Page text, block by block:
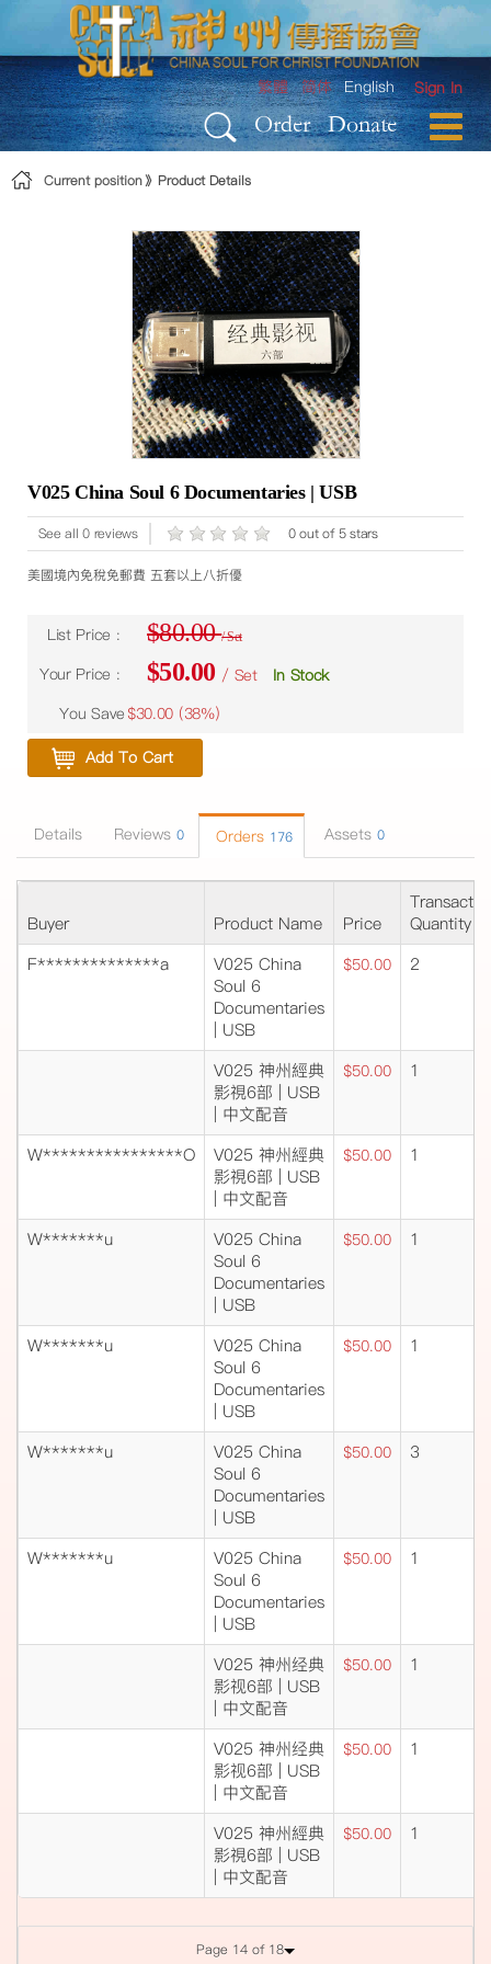
Skip to Content
Sign In
繁體 简体 English
Order Donate
Current position Product Details
V025 China Soul 6 Documentaries | USB
See all 0 reviews 0 out of 5 stars
美國境內免稅免郵費 五套以上八折優
List Price : $80.00/ Set
Your Price : $50.00 / Set
In Stock
You Save $30.00 (38%)
Add To Cart
Details Reviews 0 Orders 176 Assets 0
Buyer Product Name Price
Quantity
F**************a
V025 China
Soul 6
Documentaries
| USB
$50.00 2
V025 神州經典
影視6部 | USB
| 中文配音
$50.00 1
W****************O
V025 神州經典
影視6部 | USB
| 中文配音
$50.00 1
W*******u
V025 China
Soul 6
Documentaries
| USB
$50.00 1
W*******u
V025 China
Soul 6
Documentaries
| USB
$50.00 1
W*******u
V025 China
Soul 6
Documentaries
| USB
$50.00 3
W*******u
V025 China
Soul 6
Documentaries
| USB
$50.00 1
V025 神州经典
影视6部 | USB
| 中文配音
$50.00 1
V025 神州经典
影视6部 | USB
| 中文配音
$50.00 1
V025 神州經典
影視6部 | USB
| 中文配音
$50.00 1
Page 14 of 18